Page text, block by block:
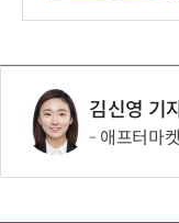
김신영 기
애프터마켓 도